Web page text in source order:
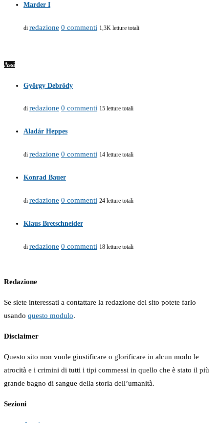
Marder I
di redazione 0 commenti 1,3K letture totali
Assi
György Debrödy
di redazione 0 commenti 15 letture totali
Aladár Heppes
di redazione 0 commenti 14 letture totali
Konrad Bauer
di redazione 0 commenti 24 letture totali
Klaus Bretschneider
di redazione 0 commenti 18 letture totali
Redazione
Se siete interessati a contattare la redazione del sito potete farlo
usando questo modulo.
Disclaimer
Questo sito non vuole giustificare o glorificare in alcun modo le
atrocità e i crimini di tutti i tipi commessi in quello che è stato il più
grande bagno di sangue della storia dell’umanità.
Sezioni